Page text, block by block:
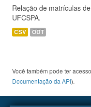
Relação de matrículas
UFCSPA.
CSV ODT
Você também pode ter
Documentação da API).